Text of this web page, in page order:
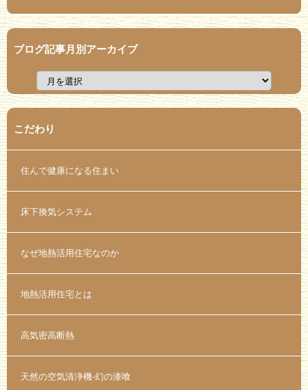
ブログ記事月別アーカイブ
こだわり
住んで健康になる住まい
床下換気システム
なぜ地熱活用住宅なのか
地熱活用住宅とは
高気密高断熱
天然の空気清浄機-幻の漆喰